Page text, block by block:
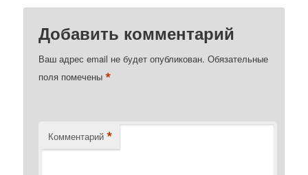
Добавить комментарий
Ваш адрес email не будет опубликован. Обязательные
поля помечены*
Комментарий *